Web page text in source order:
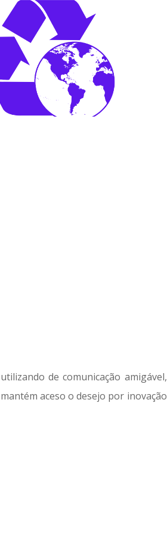
de comunicação amigável,
aceso o desejo por inovação